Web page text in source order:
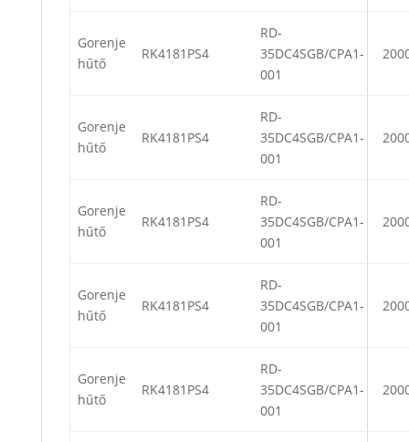
Gorenje
hűtő
RK4181PS4
RD-
35DC4SGB/CPA1-
001
Gorenje
hűtő
RK4181PS4
RD-
35DC4SGB/CPA1-
001
Gorenje
hűtő
RK4181PS4
RD-
35DC4SGB/CPA1-
001
Gorenje
hűtő
RK4181PS4
RD-
35DC4SGB/CPA1-
001
Gorenje
hűtő
RK4181PS4
RD-
35DC4SGB/CPA1-
001